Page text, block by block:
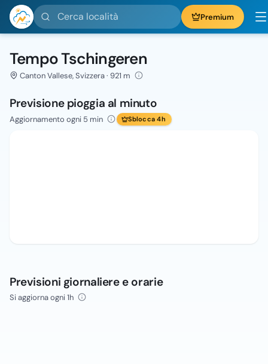
Cerca località Premium
Tempo Tschingeren
Canton Vallese, Svizzera · 921 m
Previsione pioggia al minuto
Aggiornamento ogni 5 min Sblocca 4h
Previsioni giornaliere e orarie
Si aggiorna ogni 1h